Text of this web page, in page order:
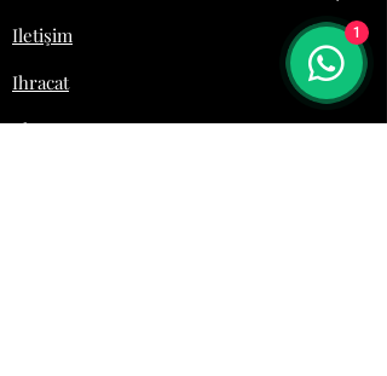
Iletişim
Ihracat
Blog
1